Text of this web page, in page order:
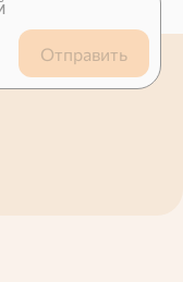
Отправить